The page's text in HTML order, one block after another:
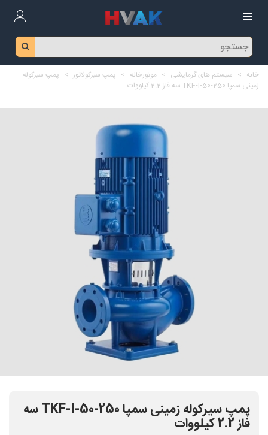
خانه > سیستم های گرمایشی > موتورخانه > پمپ سیرکولاتور > پمپ سیرکوله
زمینی سمپا TKF-I-50-250 سه فاز 2.2 کیلووات
پمپ سیرکوله زمینی سمپا TKF-I-50-250 سه
فاز 2.2 کیلووات